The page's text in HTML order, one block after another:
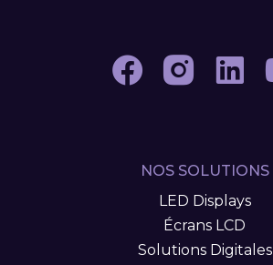
NOS SOLUTIONS
LED Displays
Écrans LCD
Solutions Digitales